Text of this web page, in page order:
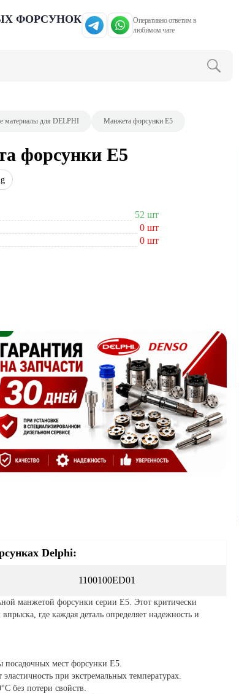
ФОРСУНОК
Оперативно ответим в
любимом чате
материалы для DELPHI Манжета форсунки Е5
форсунки Е5
52 шт
0 шт
0 шт
Delphi:
1100100ED01
манжетой форсунки серии E5. Этот критически
где каждая деталь определяет надежность и
посадочных мест форсунки E5.
при экстремальных температурах.
без потери свойств.